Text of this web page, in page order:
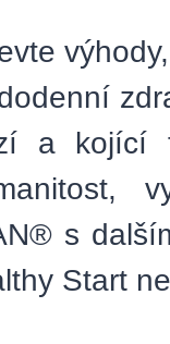
a kojící
s
Start